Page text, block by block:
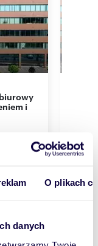
O plikach
danych
i